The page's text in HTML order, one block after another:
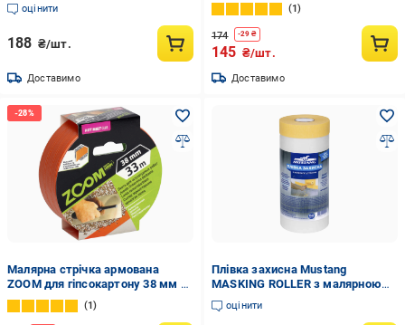
оцінити
188 ₴/шт.
Доставимо
(INRUC0060048040000)
1
174 -29 ₴
145 ₴/шт.
Доставимо
Малярна стрічка армована
ZOOM для гіпсокартону 38 мм х
33 м Помаранчевий (02-5-1-401)
1
Плівка захисна Mustang
MASKING ROLLER з малярною
стрічкою 30 м/1100 мм
(МR55030)
оцінити